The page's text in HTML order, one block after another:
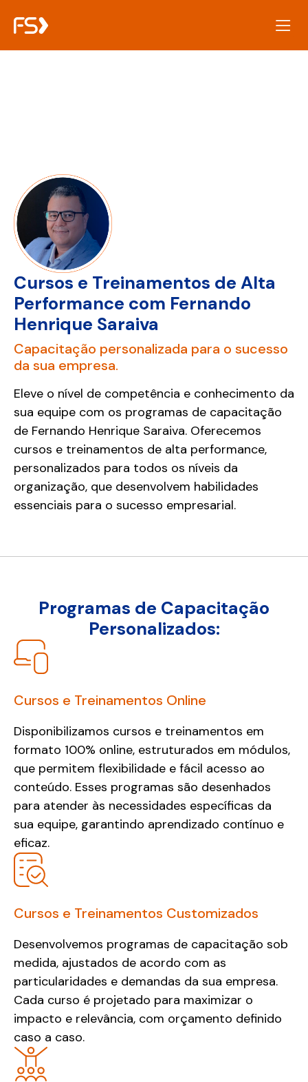
Cursos e Treinamentos de Alta
Performance com Fernando
Henrique Saraiva
Capacitação personalizada para o sucesso
da sua empresa.
Eleve o nível de competência e conhecimento da
sua equipe com os programas de capacitação
de Fernando Henrique Saraiva. Oferecemos
cursos e treinamentos de alta performance,
personalizados para todos os níveis da
organização, que desenvolvem habilidades
essenciais para o sucesso empresarial.
Programas de Capacitação
Personalizados:
Cursos e Treinamentos Online
Disponibilizamos cursos e treinamentos em
formato 100% online, estruturados em módulos,
que permitem flexibilidade e fácil acesso ao
conteúdo. Esses programas são desenhados
para atender às necessidades específicas da
sua equipe, garantindo aprendizado contínuo e
eficaz.
Cursos e Treinamentos Customizados
Desenvolvemos programas de capacitação sob
medida, ajustados de acordo com as
particularidades e demandas da sua empresa.
Cada curso é projetado para maximizar o
impacto e relevância, com orçamento definido
caso a caso.